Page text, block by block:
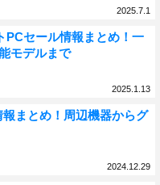
2025.7.1
PCセール情報まとめ！一
モデルまで
2025.1.13
まとめ！周辺機器からグ
2024.12.29